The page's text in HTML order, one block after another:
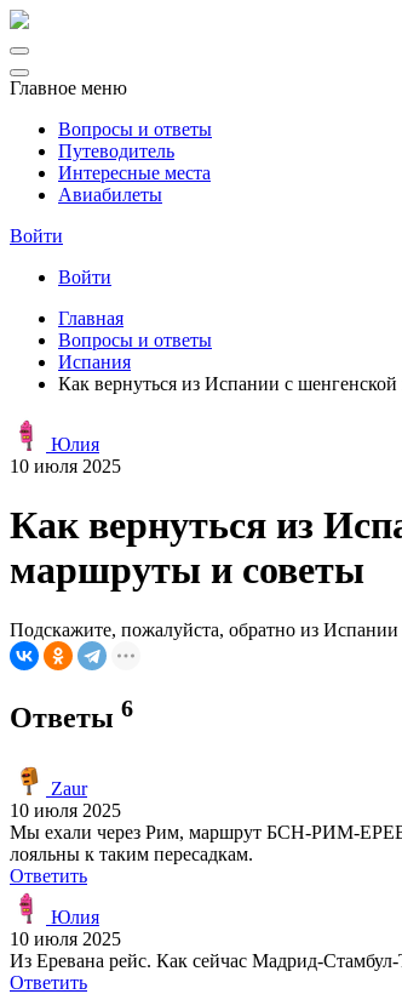
Главное меню
Вопросы и ответы
Путеводитель
Интересные места
Авиабилеты
Войти
Войти
Главная
Вопросы и ответы
Испания
Как вернуться из Испании с
Юлия
10 июля 2025
Как вернуться из
маршруты и советы
Подскажите, пожалуйста, обратно из
Ответы 6
Zaur
10 июля 2025
Мы ехали через Рим, маршрут БСН-РИМ-
лояльны к таким пересадкам.
Ответить
Юлия
10 июля 2025
Из Еревана рейс. Как сейчас Мадрид-
Ответить